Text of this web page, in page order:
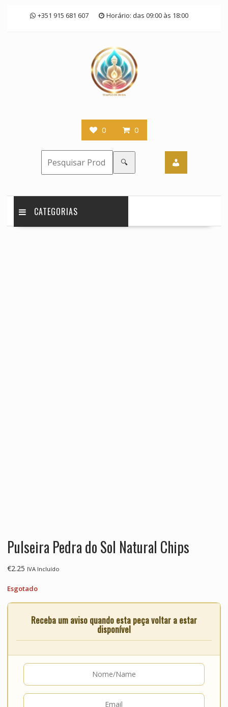
+351 915 681 607 Horário: das 09:00 às 18:00
0 0
🔍
CATEGORIAS
Pulseira Pedra do Sol Natural Chips
€2.25 IVA Incluído
Esgotado
Receba um aviso quando esta peça voltar a estar
disponível